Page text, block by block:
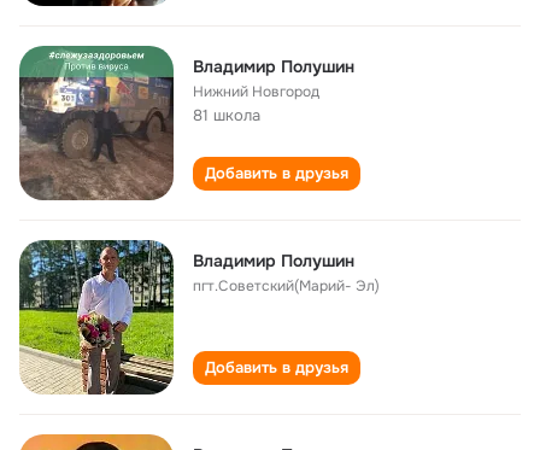
Владимир Полушин
Нижний Новгород
81 школа
Добавить в друзья
Владимир Полушин
пгт.Советский(Марий- Эл)
Добавить в друзья